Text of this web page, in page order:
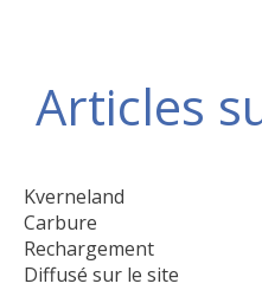
Articles
Kverneland
Carbure
Rechargement
Diffusé sur le site